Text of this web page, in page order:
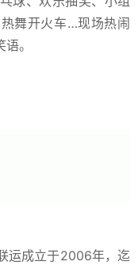
舞开火车…现场热闹
。
运成立于2006年，迄